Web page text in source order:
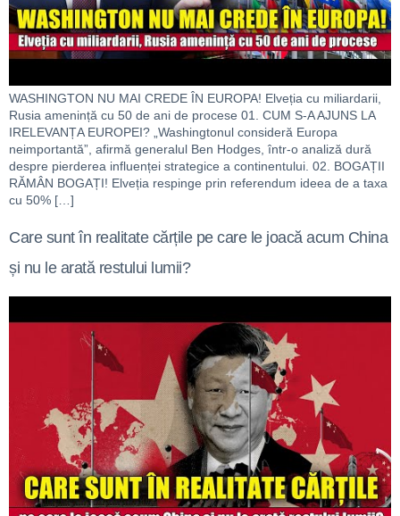
WASHINGTON NU MAI CREDE ÎN EUROPA! Elveția cu miliardarii,
Rusia amenință cu 50 de ani de procese 01. CUM S-A AJUNS LA
IRELEVANȚA EUROPEI? „Washingtonul consideră Europa
neimportantă”, afirmă generalul Ben Hodges, într-o analiză dură
despre pierderea influenței strategice a continentului. 02. BOGAȚII
RĂMÂN BOGAȚI! Elveția respinge prin referendum ideea de a taxa
cu 50% […]
Care sunt în realitate cărțile pe care le joacă acum China
și nu le arată restului lumii?